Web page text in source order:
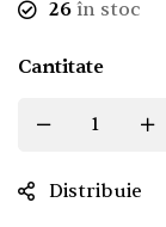
26 în stoc
Cantitate
Distribuie